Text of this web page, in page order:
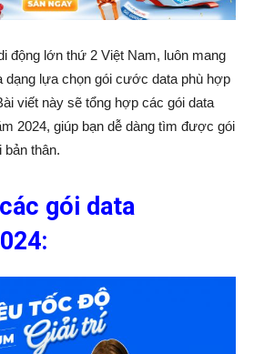
động lớn thứ 2 Việt Nam, luôn mang
dạng lựa chọn gói cước data phù hợp
viết này sẽ tổng hợp các gói data
2024, giúp bạn dễ dàng tìm được gói
thân.
gói data